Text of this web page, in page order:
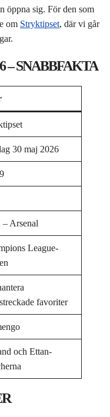
öppna sig. För den som
om Stryktipset, där vi går
– SNABBFAKTA
30 maj 2026
– Arsenal
League-
favoriter
och Ettan-